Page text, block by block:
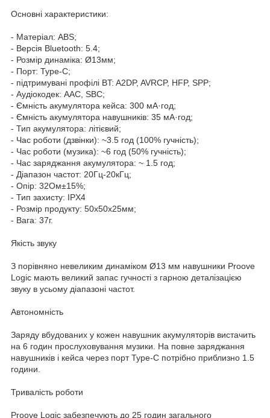
Основні характеристики:
- Матеріал: ABS;
- Версія Bluetooth: 5.4;
- Розмір динаміка: Ø13мм;
- Порт: Type-C;
- підтримувані профілі BT: A2DP, AVRCP, HFP, SPP;
- Аудіокодек: AAC, SBC;
- Ємність акумулятора кейса: 300 мА·год;
- Ємність акумулятора навушників: 35 мА·год;
- Тип акумулятора: літієвий;
- Час роботи (дзвінки): ~3.5 год (100% гучність);
- Час роботи (музика): ~6 год (50% гучність);
- Час заряджання акумулятора: ~ 1.5 год;
- Діапазон частот: 20Гц-20кГц;
- Опір: 32Ом±15%;
- Тип захисту: IPX4
- Розмір продукту: 50х50х25мм;
- Вага: 37г.
Якість звуку
З порівняно невеликим динаміком Ø13 мм навушники Proove
Logic мають великий запас гучності з гарною деталізацією
звуку в усьому діапазоні частот.
Автономність
Заряду вбудованих у кожен навушник акумуляторів вистачить
на 6 годин прослуховування музики. На повне заряджання
навушників і кейса через порт Type-C потрібно приблизно 1.5
години.
Тривалість роботи
Proove Logic забезпечують до 25 годин загального